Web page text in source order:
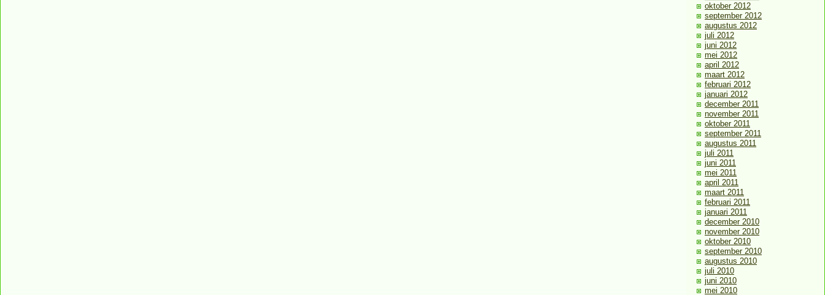
oktober 2012
september 2012
augustus 2012
juli 2012
juni 2012
mei 2012
april 2012
maart 2012
februari 2012
januari 2012
december 2011
november 2011
oktober 2011
september 2011
augustus 2011
juli 2011
juni 2011
mei 2011
april 2011
maart 2011
februari 2011
januari 2011
december 2010
november 2010
oktober 2010
september 2010
augustus 2010
juli 2010
juni 2010
mei 2010